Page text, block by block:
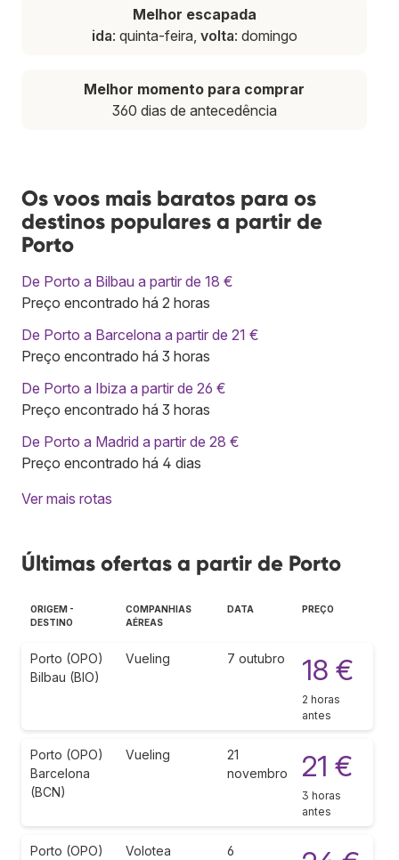
Melhor escapada
ida: quinta-feira, volta: domingo
Melhor momento para comprar
360 dias de antecedência
Os voos mais baratos para os
destinos populares a partir de
Porto
De Porto a Bilbau a partir de 18 €
Preço encontrado há 2 horas
De Porto a Barcelona a partir de 21 €
Preço encontrado há 3 horas
De Porto a Ibiza a partir de 26 €
Preço encontrado há 3 horas
De Porto a Madrid a partir de 28 €
Preço encontrado há 4 dias
Ver mais rotas
Últimas ofertas a partir de Porto
ORIGEM -
DESTINO
COMPANHIAS
AÉREAS
DATA PREÇO
Porto (OPO)
Bilbau (BIO)
Vueling 7 outubro 18 €
2 horas
antes
Porto (OPO)
Barcelona
(BCN)
Vueling
21
novembro
21 €
3 horas
antes
Porto (OPO) Volotea 6